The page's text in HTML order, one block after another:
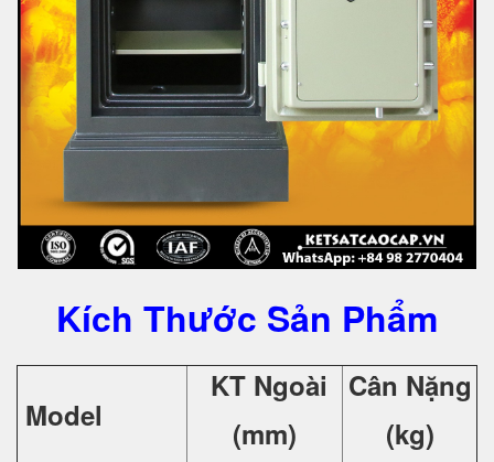
Kích Thước Sản Phẩm
Model
KT Ngoài
(mm)
Cân Nặng
(kg)